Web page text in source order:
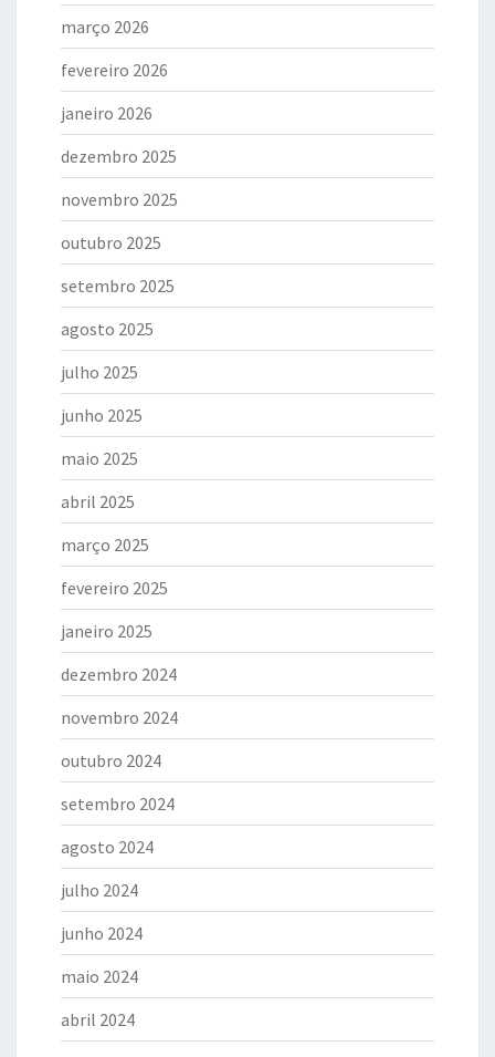
março 2026
fevereiro 2026
janeiro 2026
dezembro 2025
novembro 2025
outubro 2025
setembro 2025
agosto 2025
julho 2025
junho 2025
maio 2025
abril 2025
março 2025
fevereiro 2025
janeiro 2025
dezembro 2024
novembro 2024
outubro 2024
setembro 2024
agosto 2024
julho 2024
junho 2024
maio 2024
abril 2024